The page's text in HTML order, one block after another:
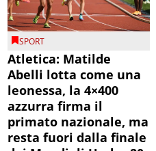
SPORT
Atletica: Matilde
Abelli lotta come una
leonessa, la 4×400
azzurra firma il
primato nazionale, ma
resta fuori dalla finale